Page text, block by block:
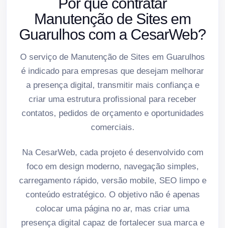
Manutenção de Sites em
Guarulhos com a CesarWeb?
O serviço de Manutenção de Sites em Guarulhos
é indicado para empresas que desejam melhorar
a presença digital, transmitir mais confiança e
criar uma estrutura profissional para receber
contatos, pedidos de orçamento e oportunidades
comerciais.
Na CesarWeb, cada projeto é desenvolvido com
foco em design moderno, navegação simples,
carregamento rápido, versão mobile, SEO limpo e
conteúdo estratégico. O objetivo não é apenas
colocar uma página no ar, mas criar uma
presença digital capaz de fortalecer sua marca e